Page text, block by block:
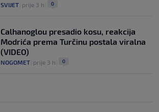
SVIJET prije 3 h 0
Calhanoglou presadio kosu, reakcija
Modrića prema Turčinu postala viralna
(VIDEO)
NOGOMET prije 3 h 0